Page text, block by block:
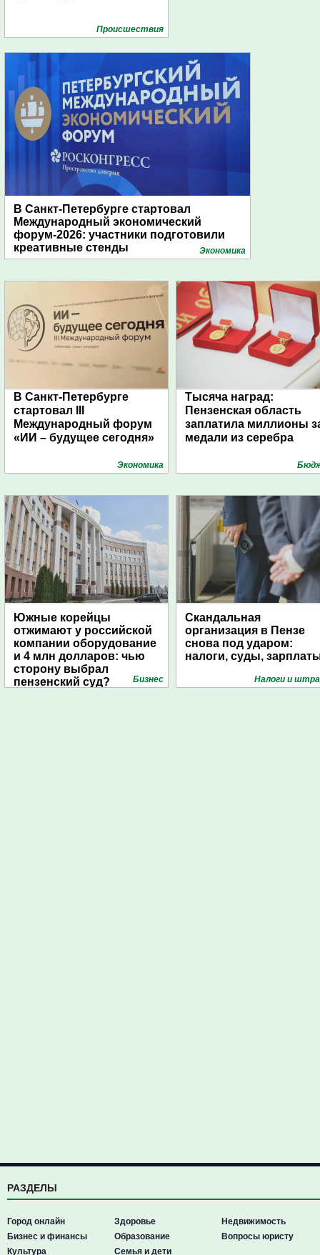
Проиcшествия
В Санкт-Петербурге стартовал
Международный экономический
форум-2026: участники подготовили
креативные стенды
Экономика
В Санкт-Петербурге
стартовал III
Международный форум
«ИИ – будущее сегодня»
Экономика
Тысяча наград:
Пензенская область
заплатила миллионы
медали из серебра
Южные корейцы
отжимают у российской
компании оборудование
и 4 млн долларов: чью
сторону выбрал
пензенский суд?
Бизнес
Скандальная
организация в Пензе
снова под ударом:
налоги, суды,
Налоги и
РАЗДЕЛЫ
Город онлайн
Бизнес и финансы
Культура
Здоровье
Образование
Семья и дети
Недвижимость
Вопросы юристу